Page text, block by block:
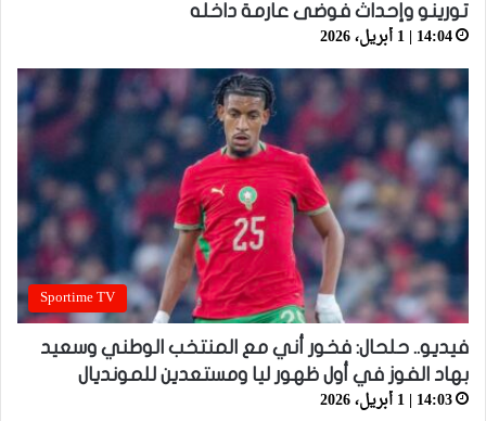
تورينو وإحداث فوضى عارمة داخله
14:04 | 1 أبريل، 2026
Sportime TV
فيديو.. حلحال: فخور أني مع المنتخب الوطني وسعيد
بهاد الفوز في أول ظهور ليا ومستعدين للمونديال
14:03 | 1 أبريل، 2026